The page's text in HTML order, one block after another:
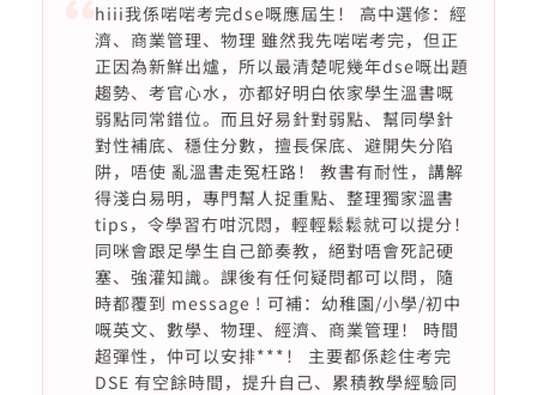
hiii我係啱啱考完dse嘅應屆生！ 高中選修：經
濟、商業管理、物理 雖然我先啱啱考完，但正
正因為新鮮出爐，所以最清楚呢幾年dse嘅出題
趨勢、考官心水，亦都好明白依家學生溫書嘅
弱點同常錯位。而且好易針對弱點、幫同學針
對性補底、穩住分數，擅長保底、避開失分陷
阱，唔使 亂溫書走冤枉路！ 教書有耐性，講解
得淺白易明，專門幫人捉重點、整理獨家溫書
tips，令學習冇咁沉悶，輕輕鬆鬆就可以提分！
同咪會跟足學生自己節奏教，絕對唔會死記硬
塞、強灌知識。課後有任何疑問都可以問，隨
時都覆到 message ! 可補：幼稚園/小學/初中
嘅英文、數學、物理、經濟、商業管理！ 時間
超彈性，仲可以安排***！ 主要都係趁住考完
DSE 有空餘時間，提升自己、累積教學經驗同